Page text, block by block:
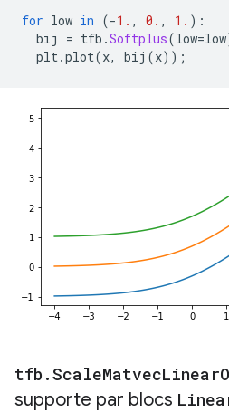
for low in (-1. , 0. , 1. ):
bij = tfb .Softplus(low=low
plt.plot(x, bij (x));
tfb .ScaleMatvecLinear
supporte par blocs